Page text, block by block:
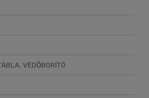
VÉDŐBORÍTÓ